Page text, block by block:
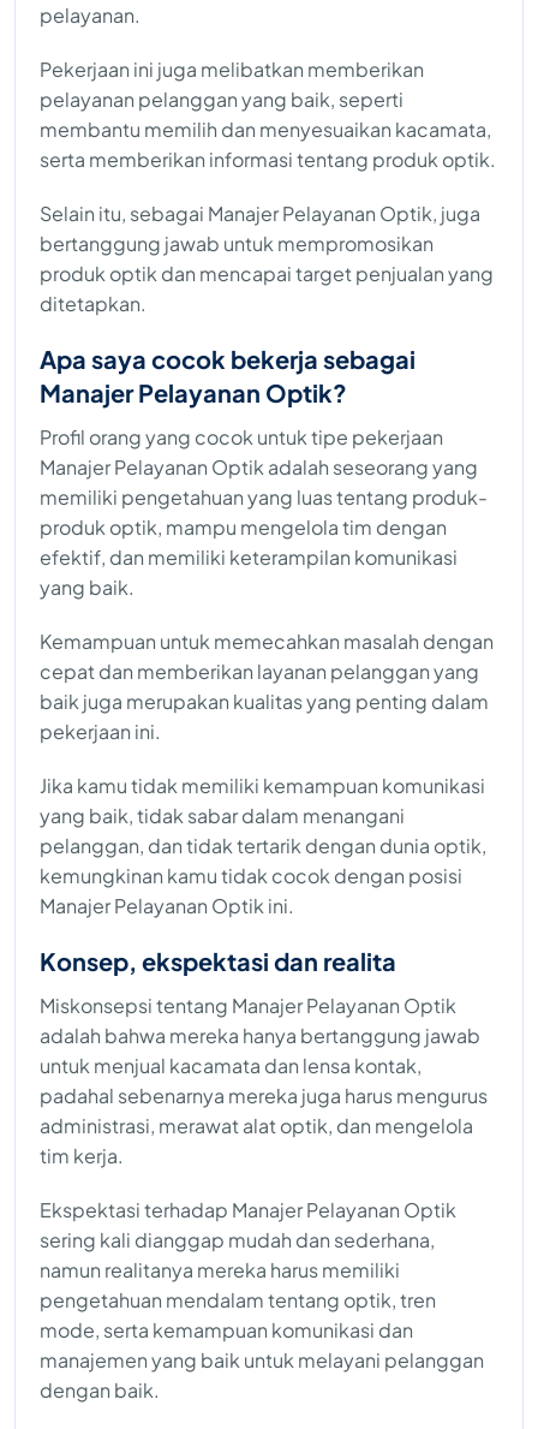
pelayanan.
Pekerjaan ini juga melibatkan memberikan
pelayanan pelanggan yang baik, seperti
membantu memilih dan menyesuaikan kacamata,
serta memberikan informasi tentang produk optik.
Selain itu, sebagai Manajer Pelayanan Optik, juga
bertanggung jawab untuk mempromosikan
produk optik dan mencapai target penjualan yang
ditetapkan.
Apa saya cocok bekerja sebagai
Manajer Pelayanan Optik?
Profil orang yang cocok untuk tipe pekerjaan
Manajer Pelayanan Optik adalah seseorang yang
memiliki pengetahuan yang luas tentang produk-
produk optik, mampu mengelola tim dengan
efektif, dan memiliki keterampilan komunikasi
yang baik.
Kemampuan untuk memecahkan masalah dengan
cepat dan memberikan layanan pelanggan yang
baik juga merupakan kualitas yang penting dalam
pekerjaan ini.
Jika kamu tidak memiliki kemampuan komunikasi
yang baik, tidak sabar dalam menangani
pelanggan, dan tidak tertarik dengan dunia optik,
kemungkinan kamu tidak cocok dengan posisi
Manajer Pelayanan Optik ini.
Konsep, ekspektasi dan realita
Miskonsepsi tentang Manajer Pelayanan Optik
adalah bahwa mereka hanya bertanggung jawab
untuk menjual kacamata dan lensa kontak,
padahal sebenarnya mereka juga harus mengurus
administrasi, merawat alat optik, dan mengelola
tim kerja.
Ekspektasi terhadap Manajer Pelayanan Optik
sering kali dianggap mudah dan sederhana,
namun realitanya mereka harus memiliki
pengetahuan mendalam tentang optik, tren
mode, serta kemampuan komunikasi dan
manajemen yang baik untuk melayani pelanggan
dengan baik.